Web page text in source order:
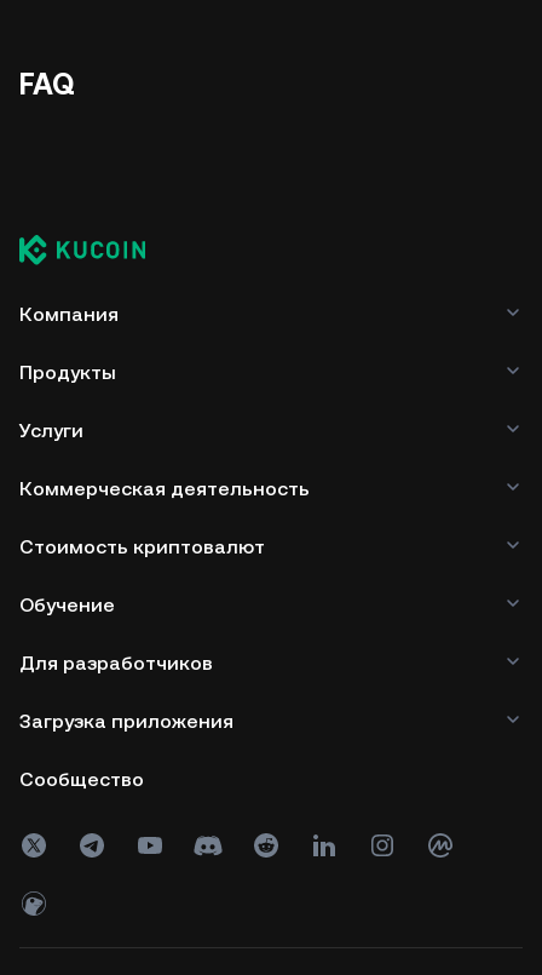
FAQ
Компания
Продукты
Услуги
Коммерческая деятельность
Стоимость криптовалют
Обучение
Для разработчиков
Загрузка приложения
Сообщество